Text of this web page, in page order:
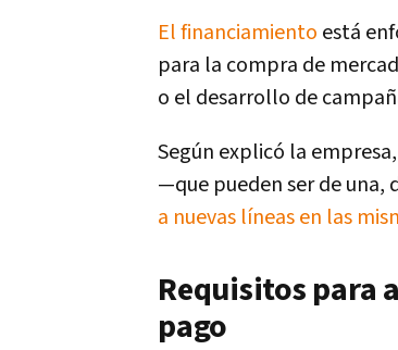
El financiamiento está
para la compra de
o el desarrollo de
Según explicó la
—que pueden ser de una,
a nuevas líneas en las
Requisitos para
pago